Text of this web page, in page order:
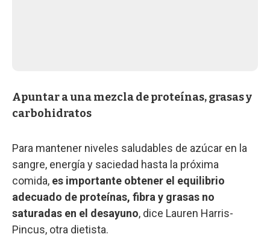
Apuntar a una mezcla de proteínas, grasas y
carbohidratos
Para mantener niveles saludables de azúcar en la
sangre, energía y saciedad hasta la próxima
comida, es importante obtener el equilibrio
adecuado de proteínas, fibra y grasas no
saturadas en el desayuno, dice Lauren Harris-
Pincus, otra dietista.